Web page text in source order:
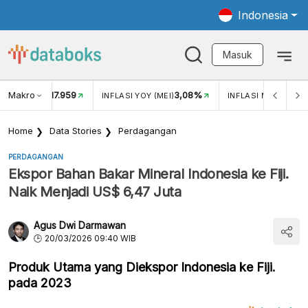
Indonesia
Masuk
Makro
USD/IDR 17.959 INFLASI YOY (MEI)3,08% INFLASI MOM (MEI)
Home Data Stories Perdagangan
PERDAGANGAN
Ekspor Bahan Bakar Mineral Indonesia ke Fiji.
Naik Menjadi US$ 6,47 Juta
Agus Dwi Darmawan
20/03/2026 09:40 WIB
Produk Utama yang Diekspor Indonesia ke Fiji.
pada 2023